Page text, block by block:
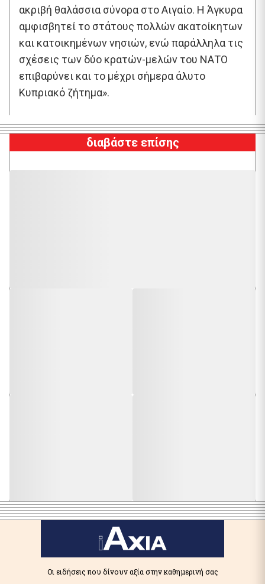
ακριβή θαλάσσια σύνορα στο Αιγαίο. Η Άγκυρα
αμφισβητεί το στάτους πολλών ακατοίκητων
και κατοικημένων νησιών, ενώ παράλληλα τις
σχέσεις των δύο κρατών-μελών του ΝΑΤΟ
επιβαρύνει και το μέχρι σήμερα άλυτο
Κυπριακό ζήτημα».
διαβάστε επίσης
Οι ειδήσεις που δίνουν αξία στην καθημερινή σας